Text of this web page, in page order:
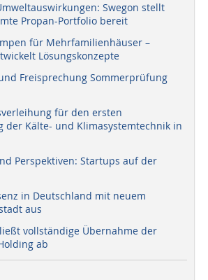
Swegon stellt
Propan-Portfolio bereit
für Mehrfamilienhäuser –
Lösungskonzepte
Freisprechung Sommerprüfung
für den ersten
der Kälte- und Klimasystemtechnik in
Perspektiven: Startups auf der
in Deutschland mit neuem
aus
vollständige Übernahme der
ab